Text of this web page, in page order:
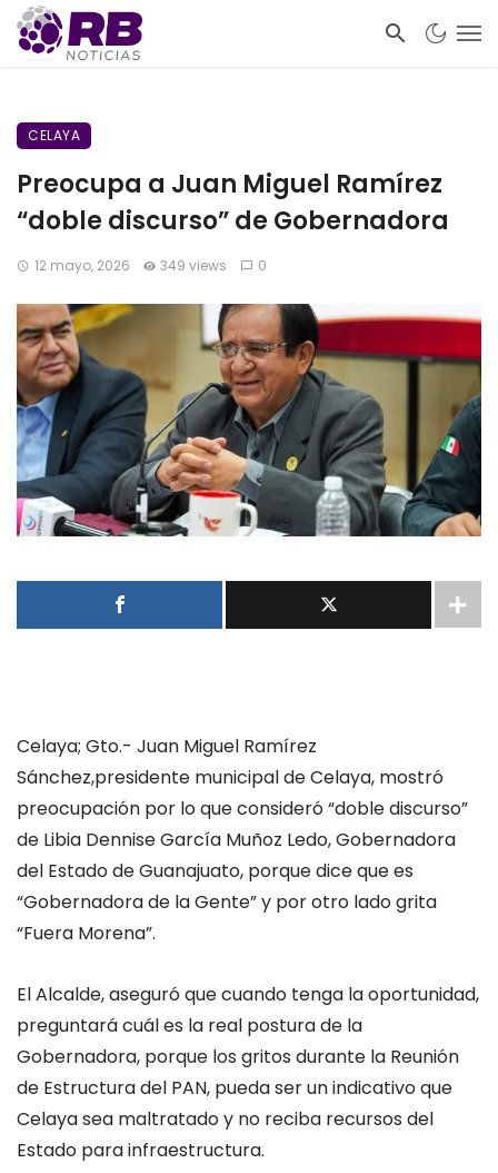
CELAYA
Preocupa a Juan Miguel Ramírez
“doble discurso” de Gobernadora
12 mayo, 2026 349 views 0
Celaya; Gto.- Juan Miguel Ramírez
Sánchez,presidente municipal de Celaya, mostró
preocupación por lo que consideró “doble discurso”
de Libia Dennise García Muñoz Ledo, Gobernadora
del Estado de Guanajuato, porque dice que es
“Gobernadora de la Gente” y por otro lado grita
“Fuera Morena”.
El Alcalde, aseguró que cuando tenga la oportunidad,
preguntará cuál es la real postura de la
Gobernadora, porque los gritos durante la Reunión
de Estructura del PAN, pueda ser un indicativo que
Celaya sea maltratado y no reciba recursos del
Estado para infraestructura.